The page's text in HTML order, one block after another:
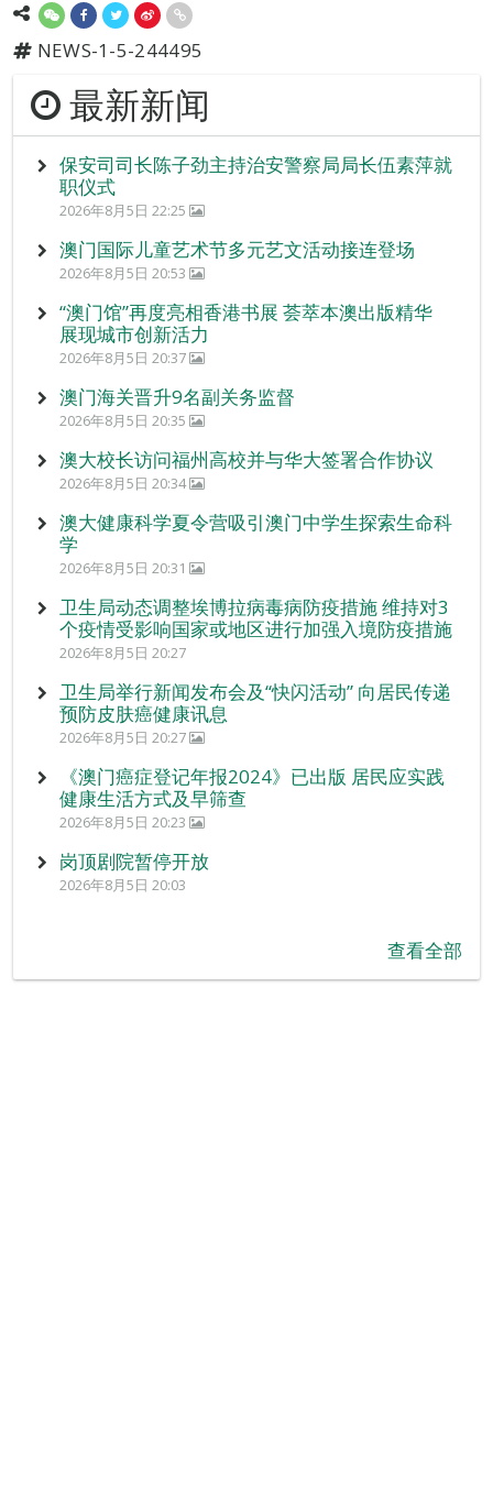
NEWS-1-5-244495
最新新闻
保安司司长陈子劲主持治安警察局局长伍素萍就
职仪式
2026年8月5日 22:25
澳门国际儿童艺术节多元艺文活动接连登场
2026年8月5日 20:53
“澳门馆”再度亮相香港书展 荟萃本澳出版精华
展现城市创新活力
2026年8月5日 20:37
澳门海关晋升9名副关务监督
2026年8月5日 20:35
澳大校长访问福州高校并与华大签署合作协议
2026年8月5日 20:34
澳大健康科学夏令营吸引澳门中学生探索生命科
学
2026年8月5日 20:31
卫生局动态调整埃博拉病毒病防疫措施 维持对3
个疫情受影响国家或地区进行加强入境防疫措施
2026年8月5日 20:27
卫生局举行新闻发布会及“快闪活动” 向居民传递
预防皮肤癌健康讯息
2026年8月5日 20:27
《澳门癌症登记年报2024》已出版 居民应实践
健康生活方式及早筛查
2026年8月5日 20:23
岗顶剧院暂停开放
2026年8月5日 20:03
查看全部